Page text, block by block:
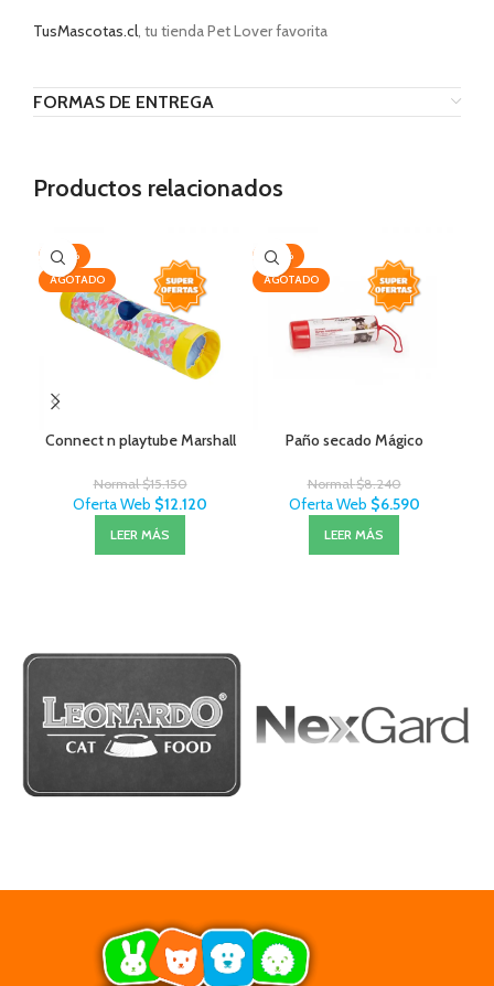
TusMascotas.cl, tu tienda Pet Lover favorita
FORMAS DE ENTREGA
Productos relacionados
-20%
AGOTADO
Connect n playtube Marshall
Normal$15.150
Oferta Web $12.120
LEER MÁS
-20%
AGOTADO
Paño secado Mágico
Normal$8.240
Oferta Web $6.590
LEER MÁS